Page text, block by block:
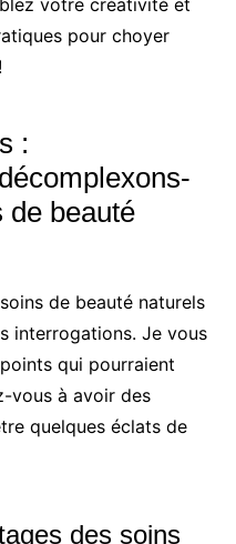
votre créativité et
pour choyer
:
de beauté
de beauté naturels
interrogations. Je vous
qui pourraient
vous à avoir des
quelques éclats de
des soins